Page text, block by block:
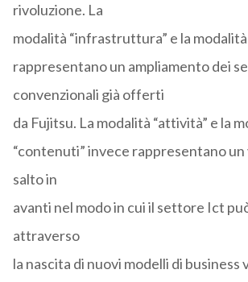
rivoluzione. La
modalità “infrastruttura” e la modalità
rappresentano un ampliamento dei
convenzionali già offerti
da Fujitsu. La modalità “attività” e la
“contenuti” invece rappresentano
salto in
avanti nel modo in cui il settore Ict
attraverso
la nascita di nuovi modelli di business